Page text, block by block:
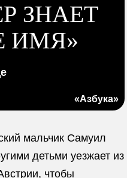
ЗНАЕТ
ИМЯ»
«Азбука»
мальчик Самуил
детьми уезжает из
чтобы